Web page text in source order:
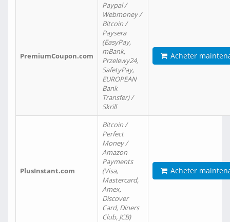
PremiumCoupon.com
Paypal /
Webmoney /
Bitcoin /
Paysera
(EasyPay,
mBank,
Przelewy24,
SafetyPay,
EUROPEAN
Bank
Transfer) /
Skrill
Acheter
PlusInstant.com
Bitcoin /
Perfect
Money /
Amazon
Payments
(Visa,
Mastercard,
Amex,
Discover
Card, Diners
Club, JCB)
Acheter